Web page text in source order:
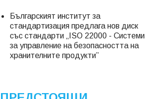
Българският институт за
стандартизация предлага нов диск
със стандарти „ISO 22000 - Системи
за управление на безопасността на
хранителните продукти”